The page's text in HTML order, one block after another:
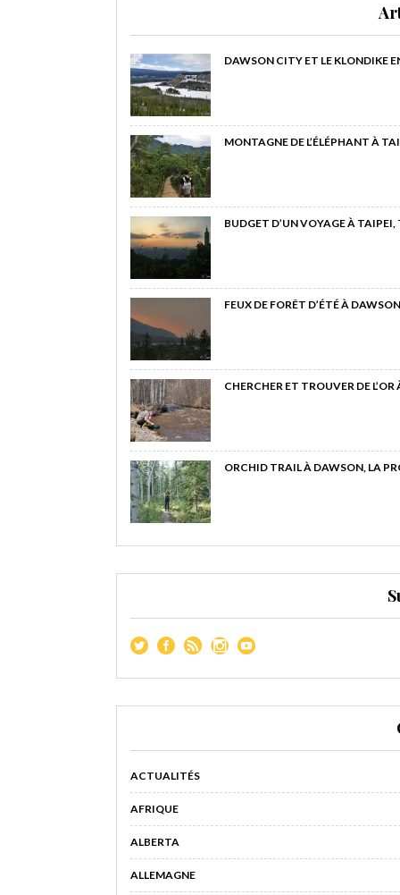
DAWSON CITY ET LE KLONDIKE
MONTAGNE DE L’ÉLÉPHANT À
BUDGET D’UN VOYAGE À
FEUX DE FORÊT D’ÉTÉ À
CHERCHER ET TROUVER DE
ORCHID TRAIL À DAWSON, LA
ACTUALITÉS
AFRIQUE
ALBERTA
ALLEMAGNE